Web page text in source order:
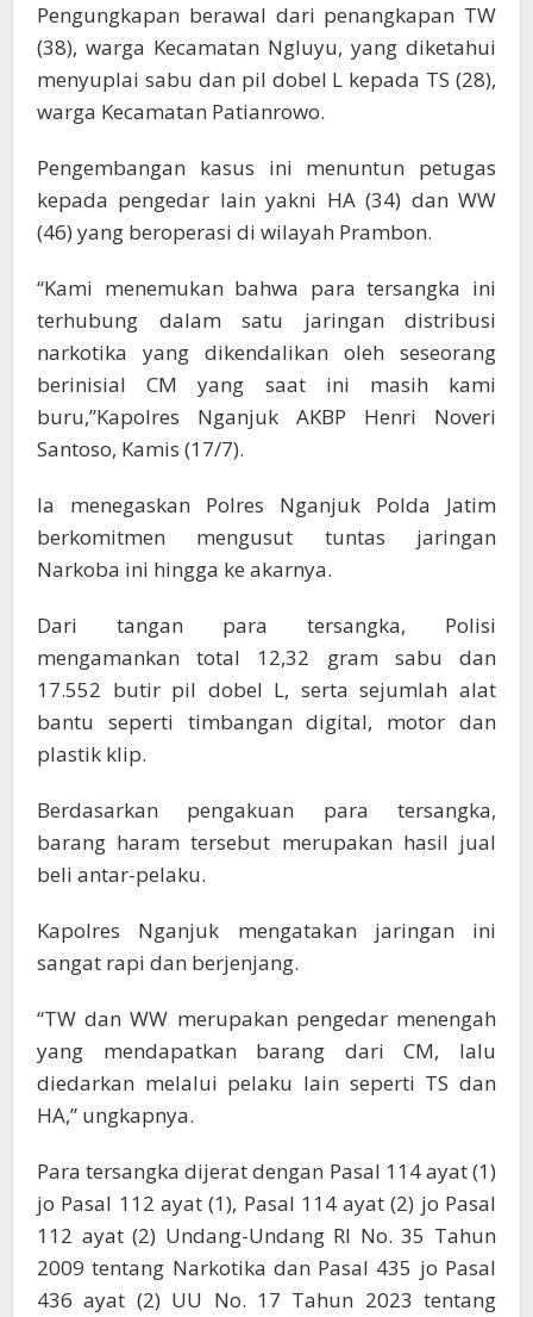
Pengungkapan berawal dari penangkapan TW
(38), warga Kecamatan Ngluyu, yang diketahui
menyuplai sabu dan pil dobel L kepada TS (28),
warga Kecamatan Patianrowo.
Pengembangan kasus ini menuntun petugas
kepada pengedar lain yakni HA (34) dan WW
(46) yang beroperasi di wilayah Prambon.
“Kami menemukan bahwa para tersangka ini
terhubung dalam satu jaringan distribusi
narkotika yang dikendalikan oleh seseorang
berinisial CM yang saat ini masih kami
buru,”Kapolres Nganjuk AKBP Henri Noveri
Santoso, Kamis (17/7).
Ia menegaskan Polres Nganjuk Polda Jatim
berkomitmen mengusut tuntas jaringan
Narkoba ini hingga ke akarnya.
Dari tangan para tersangka, Polisi
mengamankan total 12,32 gram sabu dan
17.552 butir pil dobel L, serta sejumlah alat
bantu seperti timbangan digital, motor dan
plastik klip.
Berdasarkan pengakuan para tersangka,
barang haram tersebut merupakan hasil jual
beli antar-pelaku.
Kapolres Nganjuk mengatakan jaringan ini
sangat rapi dan berjenjang.
“TW dan WW merupakan pengedar menengah
yang mendapatkan barang dari CM, lalu
diedarkan melalui pelaku lain seperti TS dan
HA,” ungkapnya.
Para tersangka dijerat dengan Pasal 114 ayat (1)
jo Pasal 112 ayat (1), Pasal 114 ayat (2) jo Pasal
112 ayat (2) Undang-Undang RI No. 35 Tahun
2009 tentang Narkotika dan Pasal 435 jo Pasal
436 ayat (2) UU No. 17 Tahun 2023 tentang